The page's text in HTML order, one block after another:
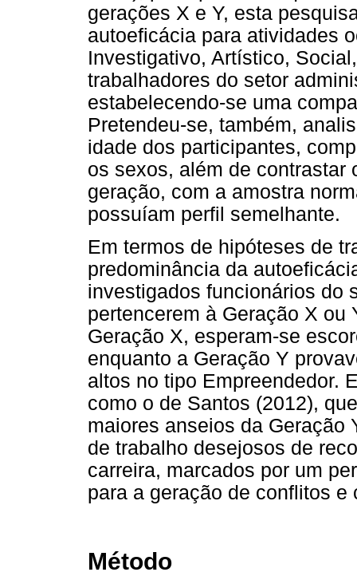
gerações X e Y, esta
autoeficácia para atividades
Investigativo, Artístico,
trabalhadores do setor
estabelecendo-se uma
Pretendeu-se, também,
idade dos participantes,
os sexos, além de contrastar
geração, com a amostra
possuíam perfil semelhante.
Em termos de hipóteses de
predominância da
investigados funcionários do
pertencerem à Geração X ou
Geração X, esperam-se
enquanto a Geração Y
altos no tipo Empreendedor.
como o de Santos (2012),
maiores anseios da Geração
de trabalho desejosos de
carreira, marcados por um
para a geração de conflitos
Método